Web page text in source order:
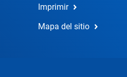
Imprimir
Mapa del sitio